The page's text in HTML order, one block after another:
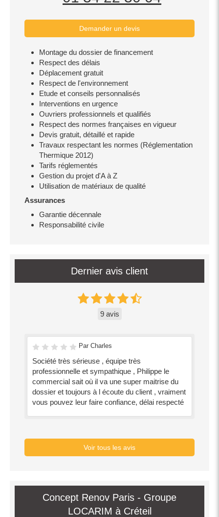
Demander un devis
Montage du dossier de financement
Respect des délais
Déplacement gratuit
Respect de l'environnement
Etude et conseils personnalisés
Interventions en urgence
Ouvriers professionnels et qualifiés
Respect des normes françaises en vigueur
Devis gratuit, détaillé et rapide
Travaux respectant les normes (Réglementation
Thermique 2012)
Tarifs réglementés
Gestion du projet d'A à Z
Utilisation de matériaux de qualité
Assurances
Garantie décennale
Responsabilité civile
Dernier avis client
9 avis
Par Charles
Société très sérieuse , équipe très
professionnelle et sympathique , Philippe le
commercial sait où il va une super maitrise du
dossier et toujours à l écoute du client , vraiment
vous pouvez leur faire confiance, délai respecté
Voir tous les avis
Concept Renov Paris - Groupe
LOCARIM à Créteil